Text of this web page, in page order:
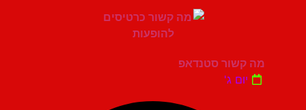
מה קשור סטנדאפ
יום ג'